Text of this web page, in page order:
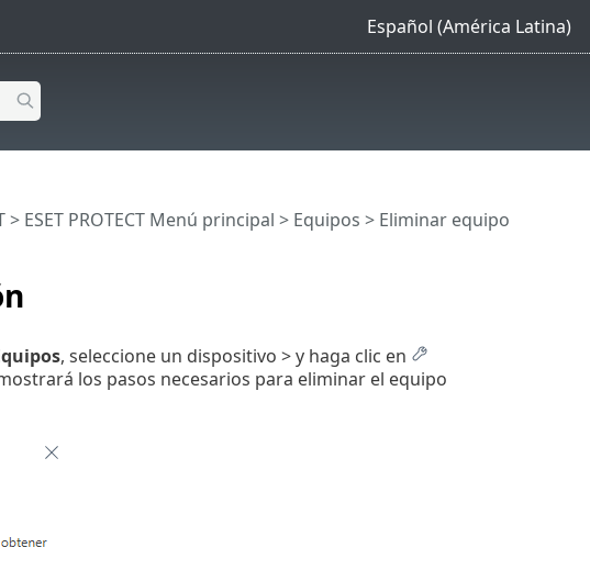
Español (América Latina)
> ESET PROTECT Menú principal > Equipos > Eliminar equipo
, seleccione un dispositivo > y haga clic en
los pasos necesarios para eliminar el equipo